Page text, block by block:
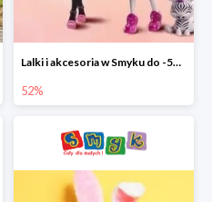
Lalki i akcesoria w Smyku do -52%
52%